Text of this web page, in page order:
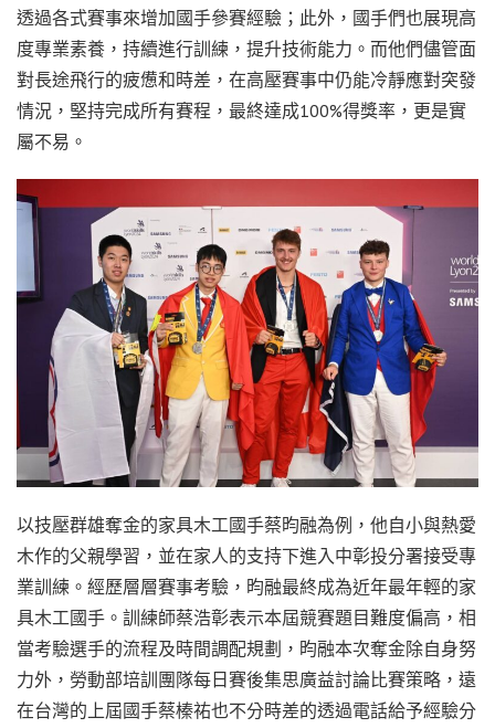
透過各式賽事來增加國手參賽經驗；此外，國手們也展現高
度專業素養，持續進行訓練，提升技術能力。而他們儘管面
對長途飛行的疲憊和時差，在高壓賽事中仍能冷靜應對突發
情況，堅持完成所有賽程，最終達成100%得獎率，更是實
屬不易。
以技壓群雄奪金的家具木工國手蔡昀融為例，他自小與熱愛
木作的父親學習，並在家人的支持下進入中彰投分署接受專
業訓練。經歷層層賽事考驗，昀融最終成為近年最年輕的家
具木工國手。訓練師蔡浩彰表示本屆競賽題目難度偏高，相
當考驗選手的流程及時間調配規劃，昀融本次奪金除自身努
力外，勞動部培訓團隊每日賽後集思廣益討論比賽策略，遠
在台灣的上屆國手蔡榛祐也不分時差的透過電話給予經驗分